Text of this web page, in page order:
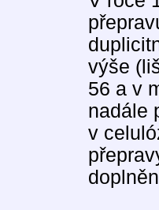
výše
56 a v
nadále
v